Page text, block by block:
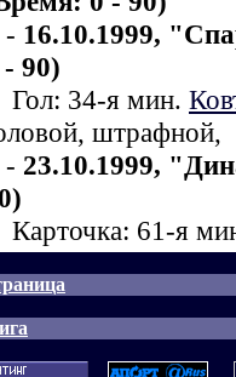
- 16.10.1999,
90)
Гол: 34-я мин.
штрафной,
- 23.10.1999,
Карточка: 61-я